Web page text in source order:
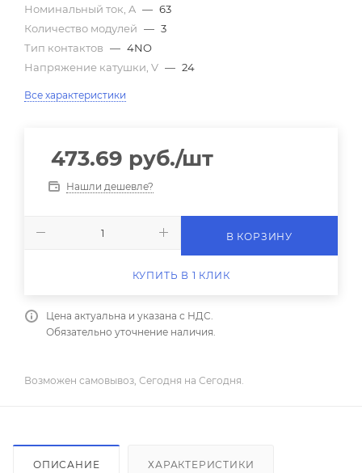
Номинальный ток, A — 63
Количество модулей — 3
Тип контактов — 4NO
Напряжение катушки, V — 24
Все характеристики
473.69 руб./шт
Нашли дешевле?
В КОРЗИНУ
КУПИТЬ В 1 КЛИК
Цена актуальна и указана с НДС.
Обязательно уточнение наличия.
Возможен самовывоз, Сегодня на Сегодня.
ОПИСАНИЕ ХАРАКТЕРИСТИКИ